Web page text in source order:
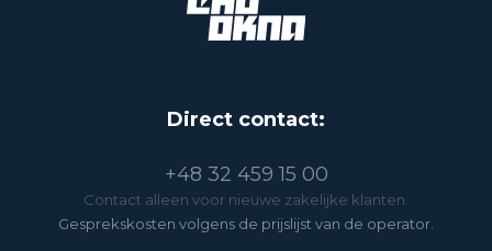
Direct contact:
+48 32 459 15 00
Contact alleen voor nieuwe zakelijke klanten.
Gesprekskosten volgens de prijslijst van de operator.